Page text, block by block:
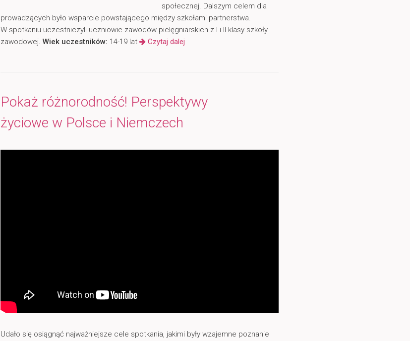
społecznej. Dalszym celem dla
prowadzących było wsparcie powstającego między szkołami partnerstwa.
W spotkaniu uczestniczyli uczniowie zawodów pielęgniarskich z I i II klasy szkoły
zawodowej.Wiek uczestników: 14-19 lat Czytaj dalej
Pokaż różnorodność! Perspektywy
życiowe w Polsce i Niemczech
Udało się osiągnąć najważniejsze cele spotkania, jakimi były wzajemne poznanie